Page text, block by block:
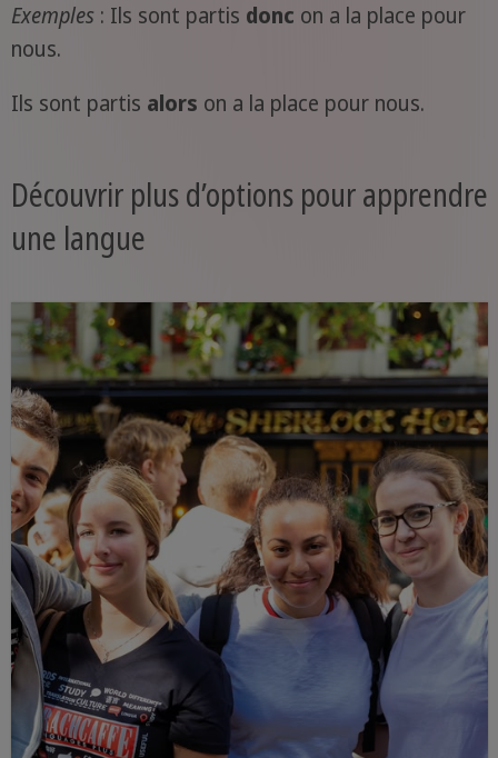
Exemples : Ils sont partis donc on a la place pour
nous.
Ils sont partis alors on a la place pour nous.
Découvrir plus d’options pour apprendre
une langue